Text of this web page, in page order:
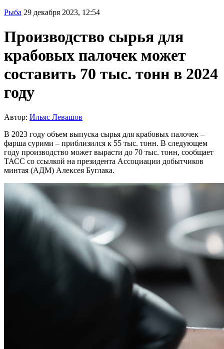
Рыба 29 декабря 2023, 12:54
Производство сырья для
крабовых палочек может
составить 70 тыс. тонн в 2024
году
Автор: Ильяс Левашов
В 2023 году объем выпуска сырья для крабовых палочек –
фарша сурими – приблизился к 55 тыс. тонн. В следующем
году производство может вырасти до 70 тыс. тонн, сообщает
ТАСС со ссылкой на президента Ассоциации добытчиков
минтая (АДМ) Алексея Буглака.